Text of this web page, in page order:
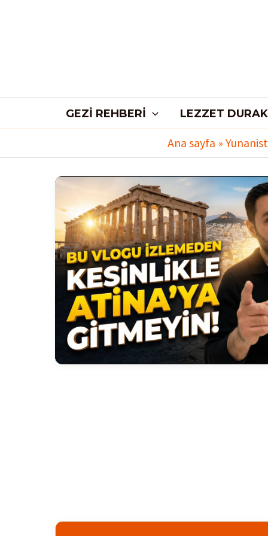
GEZI REHBERI LEZZET
Ana sayfa »